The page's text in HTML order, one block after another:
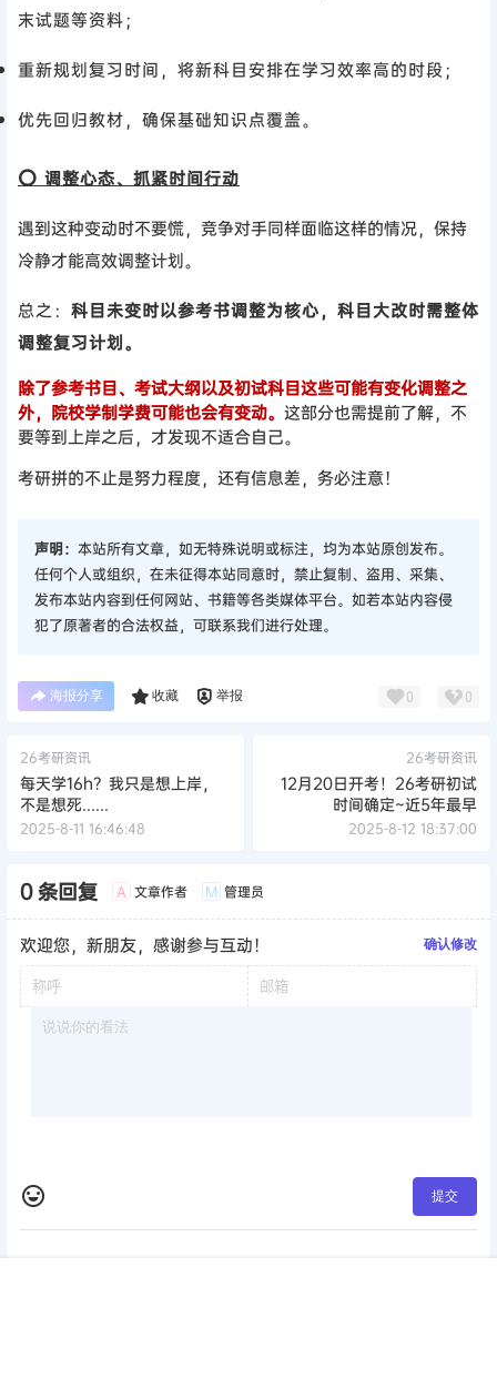
末试题等资料；
重新规划复习时间，将新科目安排在学习效率高的时段；
优先回归教材，确保基础知识点覆盖。
⭕ 调整心态、抓紧时间行动
遇到这种变动时不要慌，竞争对手同样面临这样的情况，保持
冷静才能高效调整计划。
总之： 科目未变时以参考书调整为核心，科目大改时需整体
调整复习计划。
除了参考书目、考试大纲以及初试科目这些可能有变化调整之
外，院校学制学费可能也会有变动。 这部分也需提前了解，不
要等到上岸之后，才发现不适合自己。
考研拼的不止是努力程度，还有信息差，务必注意！
声明： 本站所有文章，如无特殊说明或标注，均为本站原创发布。
任何个人或组织，在未征得本站同意时，禁止复制、盗用、采集、
发布本站内容到任何网站、书籍等各类媒体平台。如若本站内容侵
犯了原著者的合法权益，可联系我们进行处理。
海报分享 收藏 举报 0 0
26考研资讯
每天学16h？我只是想上岸，
不是想死......
2025-8-11 16:46:48
26考研资讯
12月20日开考！26考研初试
时间确定~近5年最早
2025-8-12 18:37:00
0 条回复 A 文章作者 M 管理员
欢迎您，新朋友，感谢参与互动！ 确认修改
提交